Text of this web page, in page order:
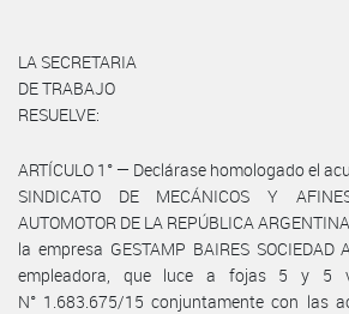
LA SECRETARIA
DE TRABAJO
RESUELVE:
ARTÍCULO 1° — Declárase homologado el
SINDICATO DE MECÁNICOS Y
AUTOMOTOR DE LA REPÚBLICA
la empresa GESTAMP BAIRES
empleadora, que luce a fojas 5 y 5
N° 1.683.675/15 conjuntamente con las